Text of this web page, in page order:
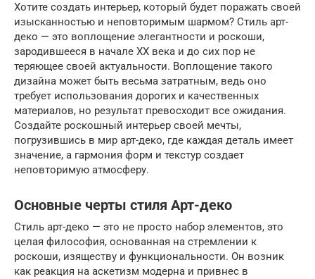
Хотите создать интерьер, который будет поражать своей
изысканностью и неповторимым шармом? Стиль арт-
деко — это воплощение элегантности и роскоши,
зародившееся в начале XX века и до сих пор не
теряющее своей актуальности. Воплощение такого
дизайна может быть весьма затратным, ведь оно
требует использования дорогих и качественных
материалов, но результат превосходит все ожидания.
Создайте роскошный интерьер своей мечты,
погрузившись в мир арт-деко, где каждая деталь имеет
значение, а гармония форм и текстур создает
неповторимую атмосферу.
Основные черты стиля Арт-деко
Стиль арт-деко — это не просто набор элементов, это
целая философия, основанная на стремлении к
роскоши, изяществу и функциональности. Он возник
как реакция на аскетизм модерна и привнес в